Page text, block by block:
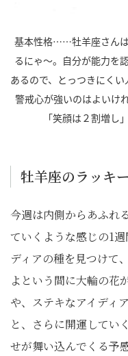
基本性格……牡羊座さん
るにゃ～。自分が能力を
あるので、とっつきにくい
警戒心が強いのはよいけ
「笑顔は２割増し
牡羊座のラッキ
今週は内側からあふれ
ていくような感じの1
ディアの種を見つけて
よという間に大輪の花
や、ステキなアイディ
と、さらに開運してい
せが舞い込んでくる予